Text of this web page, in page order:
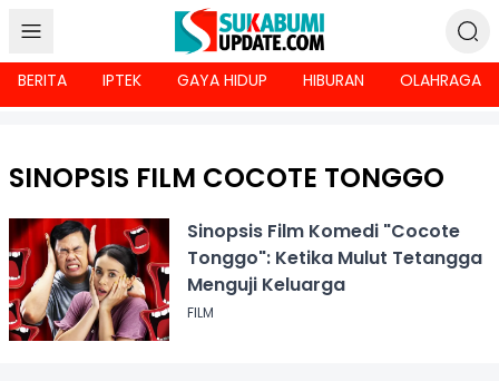
BERITA IPTEK GAYA HIDUP HIBURAN OLAHRAGA
SINOPSIS FILM COCOTE TONGGO
Sinopsis Film Komedi "Cocote
Tonggo": Ketika Mulut Tetangga
Menguji Keluarga
FILM